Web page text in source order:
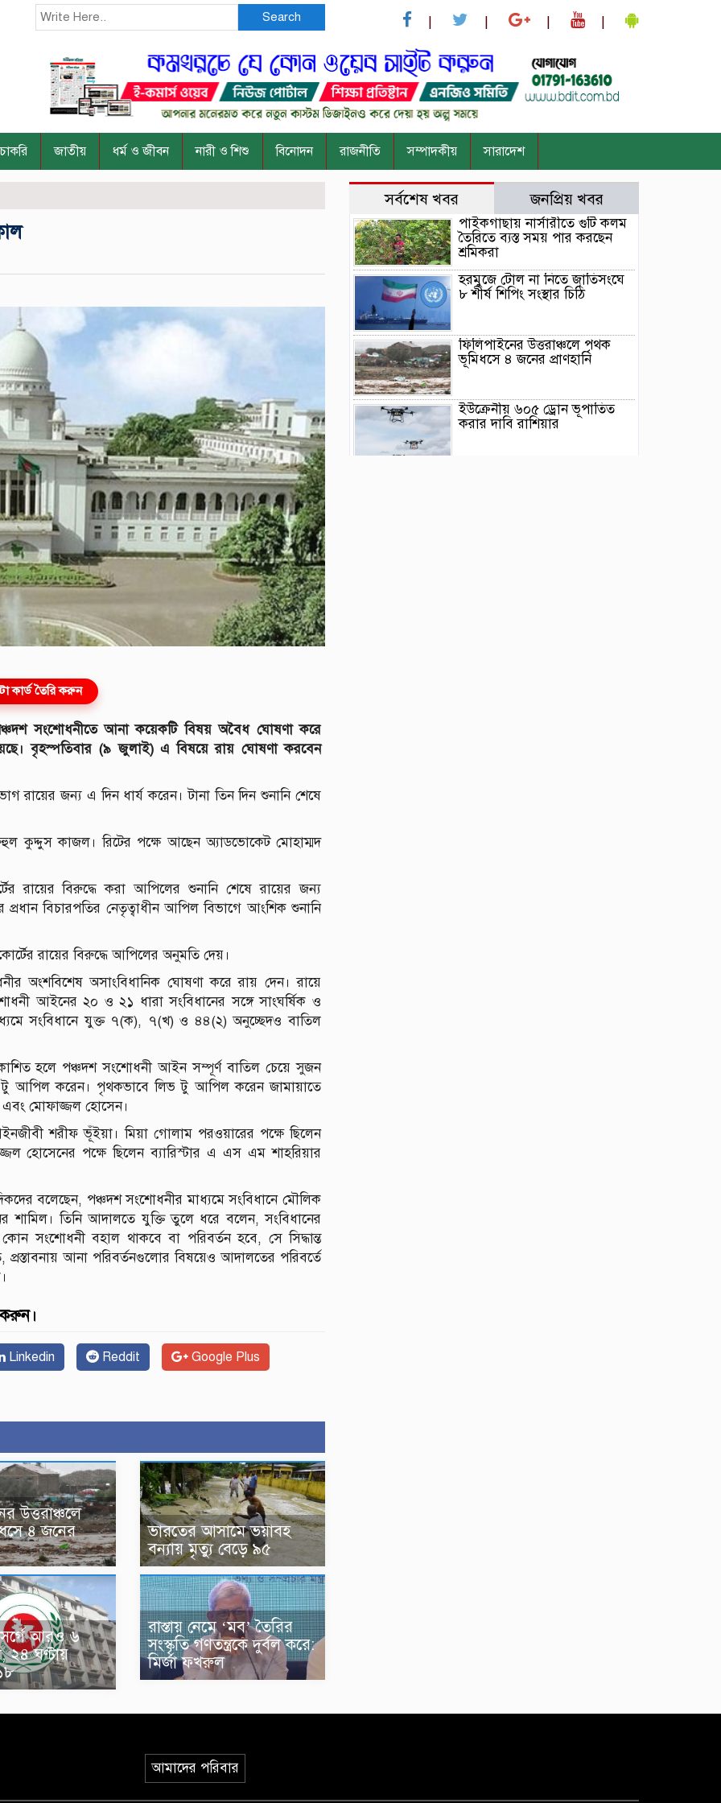
Search
চাকরি জাতীয় ধর্ম ও জীবন নারী ও শিশু বিনোদন রাজনীতি সম্পাদকীয় সারাদেশ
কার্ড তৈরি করুন
পঞ্চদশ সংশোধনীতে আনা কয়েকটি বিষয় অবৈধ ঘোষণা করে
বৃহস্পতিবার (৯ জুলাই) এ বিষয়ে রায় ঘোষণা করবেন
রায়ের জন্য এ দিন ধার্য করেন। টানা তিন দিন শুনানি শেষে
কুদ্দুস কাজল। রিটের পক্ষে আছেন অ্যাডভোকেট মোহাম্মদ
রায়ের বিরুদ্ধে করা আপিলের শুনানি শেষে রায়ের জন্য
বিচারপতির নেতৃত্বাধীন আপিল বিভাগে আংশিক শুনানি
রায়ের বিরুদ্ধে আপিলের অনুমতি দেয়।
অংশবিশেষ অসাংবিধানিক ঘোষণা করে রায় দেন। রায়ে
আইনের ২০ ও ২১ ধারা সংবিধানের সঙ্গে সাংঘর্ষিক ও
সংবিধানে যুক্ত ৭(ক), ৭(খ) ও ৪৪(২) অনুচ্ছেদও বাতিল
হলে পঞ্চদশ সংশোধনী আইন সম্পূর্ণ বাতিল চেয়ে সুজন
আপিল করেন। পৃথকভাবে লিভ টু আপিল করেন জামায়াতে
এবং মোফাজ্জল হোসেন।
শরীফ ভূঁইয়া। মিয়া গোলাম পরওয়ারের পক্ষে ছিলেন
হোসেনের পক্ষে ছিলেন ব্যারিস্টার এ এস এম শাহরিয়ার
বলেছেন, পঞ্চদশ সংশোধনীর মাধ্যমে সংবিধানে মৌলিক
শামিল। তিনি আদালতে যুক্তি তুলে ধরে বলেন, সংবিধানের
সংশোধনী বহাল থাকবে বা পরিবর্তন হবে, সে সিদ্ধান্ত
আনা পরিবর্তনগুলোর বিষয়েও আদালতের পরিবর্তে
Linkedin Reddit Google Plus
উত্তরাঞ্চলে
৪ জনের
ভারতের আসামে ভয়াবহ
বন্যায় মৃত্যু বেড়ে ৯৫
আরও ৬
২৪ ঘণ্টায়
রাস্তায় নেমে ‘মব’ তৈরির
সংস্কৃতি গণতন্ত্রকে দুর্বল করে:
মির্জা ফখরুল
সর্বশেষ খবর জনপ্রিয় খবর
পাইকগাছায় নার্সারীতে গুটি কলম
তৈরিতে ব্যস্ত সময় পার করছেন
শ্রমিকরা
হরমুজে টোল না নিতে জাতিসংঘে
৮ শীর্ষ শিপিং সংস্থার চিঠি
ফিলিপাইনের উত্তরাঞ্চলে পৃথক
ভূমিধসে ৪ জনের প্রাণহানি
ইউক্রেনীয় ৬০৫ ড্রোন ভূপাতিত
করার দাবি রাশিয়ার
আমাদের পরিবার